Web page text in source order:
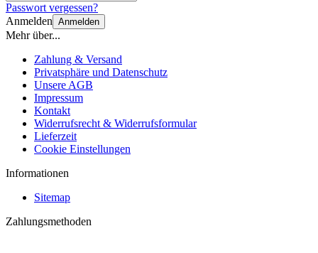
Passwort vergessen?
Anmelden Anmelden
Mehr über...
Zahlung & Versand
Privatsphäre und Datenschutz
Unsere AGB
Impressum
Kontakt
Widerrufsrecht & Widerrufsformular
Lieferzeit
Cookie Einstellungen
Informationen
Sitemap
Zahlungsmethoden